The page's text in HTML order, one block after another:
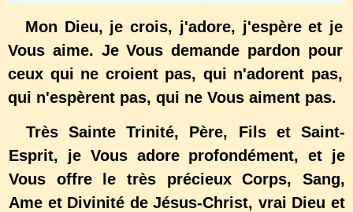
Mon Dieu, je crois, j'adore, j'espère et je
Vous aime. Je Vous demande pardon pour
ceux qui ne croient pas, qui n'adorent pas,
qui n'espèrent pas, qui ne Vous aiment pas.
Très Sainte Trinité, Père, Fils et Saint-
Esprit, je Vous adore profondément, et je
Vous offre le très précieux Corps, Sang,
Ame et Divinité de Jésus-Christ, vrai Dieu et